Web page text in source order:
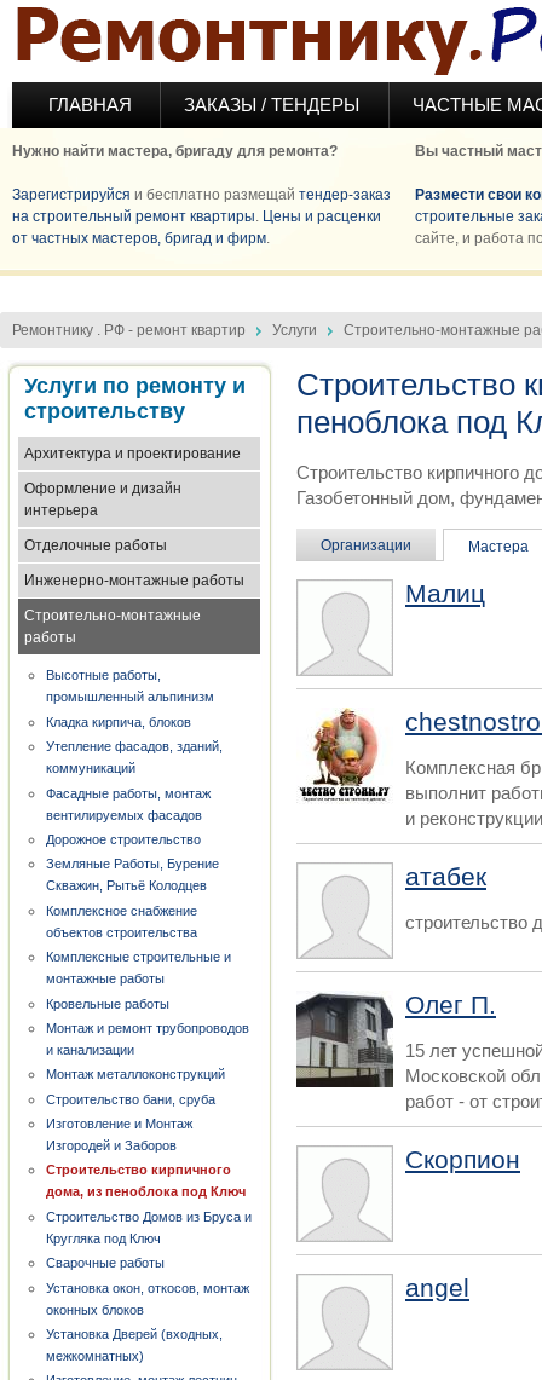
Перейти к основному содержанию
ГЛАВНАЯ ЗАКАЗЫ / ТЕНДЕРЫ ЧАСТНЫЕ
Нужно найти мастера, бригаду для ремонта?
Зарегистрируйся и бесплатно размещай тендер-заказ
на строительный ремонт квартиры. Цены и расценки
от частных мастеров, бригад и фирм.
Вы частный
Размести свои
строительные
сайте, и работа
Ремонтнику . РФ - ремонт квартир Услуги Строительно-монтажные
Услуги по ремонту и
строительству
Архитектура и проектирование
Оформление и дизайн
интерьера
Отделочные работы
Инженерно-монтажные работы
Строительно-монтажные
работы
Высотные работы,
промышленный альпинизм
Кладка кирпича, блоков
Утепление фасадов, зданий,
коммуникаций
Фасадные работы, монтаж
вентилируемых фасадов
Дорожное строительство
Земляные Работы, Бурение
Скважин, Рытьё Колодцев
Комплексное снабжение
объектов строительства
Комплексные строительные и
монтажные работы
Кровельные работы
Монтаж и ремонт трубопроводов
и канализации
Монтаж металлоконструкций
Строительство бани, сруба
Изготовление и Монтаж
Изгородей и Заборов
Строительство кирпичного
дома, из пеноблока под Ключ
Строительство Домов из Бруса и
Кругляка под Ключ
Сварочные работы
Установка окон, откосов, монтаж
оконных блоков
Установка Дверей (входных,
межкомнатных)
Строительство
пеноблока под
Строительство кирпичного
Газобетонный дом,
Организации Мастера
Малиц
Комплексная
выполнит
и
атабек
строительство
Олег П.
15 лет
Московской
работ - от
Скорпион
angel